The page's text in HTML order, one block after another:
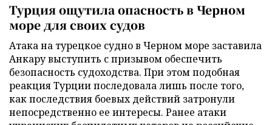
Турция ощутила опасность в Черном
море для своих судов
Атака на турецкое судно в Черном море заставила
Анкару выступить с призывом обеспечить
безопасность судоходства. При этом подобная
реакция Турции последовала лишь после того,
как последствия боевых действий затронули
непосредственно ее интересы. Ранее атаки